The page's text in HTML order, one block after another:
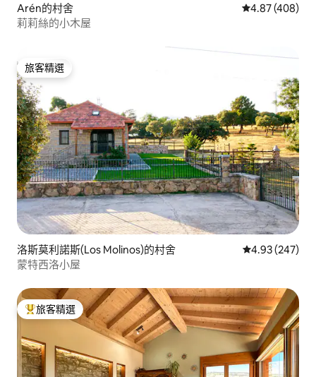
Arén的村舍 從 408 則評價
4.87 (408)
莉莉絲的小木屋
旅客精選
旅客精選
洛斯莫利諾斯(Los Molinos)的村舍 從 247 則評價
4.93 (247)
蒙特西洛小屋
旅客精選榜首
旅客精選